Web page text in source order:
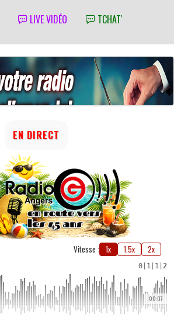
LIVE VIDÉO TCHAT'
EN DIRECT
Vitesse : 1x 1.5x 2x
0 1 1 2
00:07